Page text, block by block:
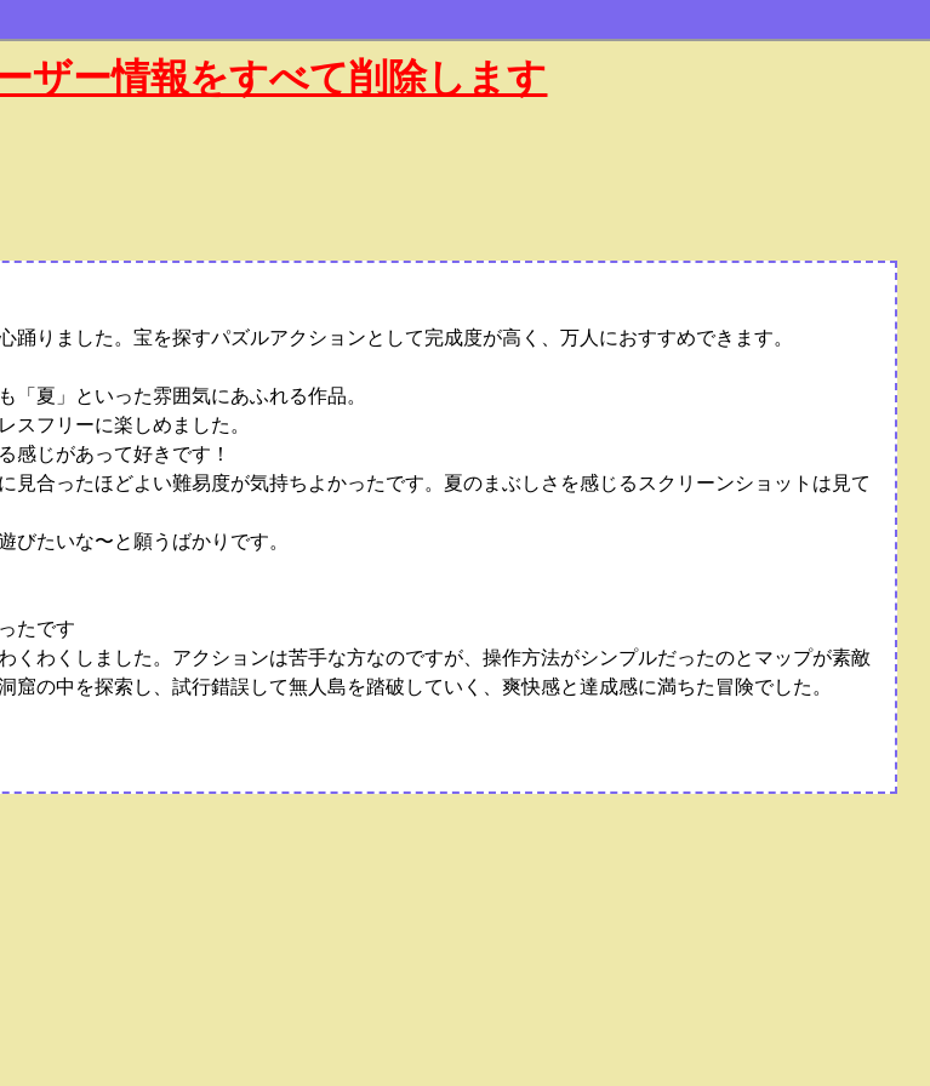
ザー情報をすべて削除します
りました。宝を探すパズルアクションとして完成度が高く、万人におすすめできます。
夏」といった雰囲気にあふれる作品。
スフリーに楽しめました。
感じがあって好きです！
合ったほどよい難易度が気持ちよかったです。夏のまぶしさを感じるスクリーンショットは見て
びたいな〜と願うばかりです。
たです
わくしました。アクションは苦手な方なのですが、操作方法がシンプルだったのとマップが素敵
の中を探索し、試行錯誤して無人島を踏破していく、爽快感と達成感に満ちた冒険でした。